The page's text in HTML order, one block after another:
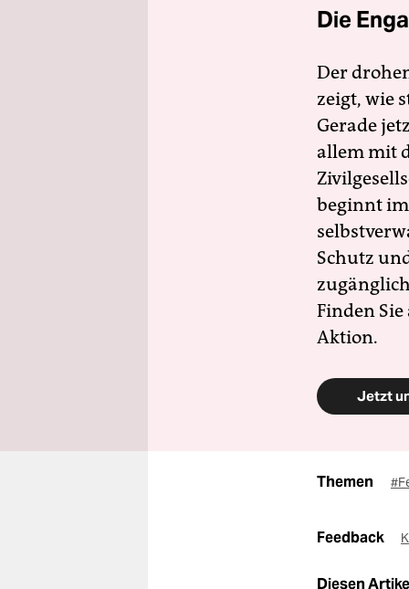
Die
Der
zeigt, wie
Gerade
allem mit
beginnt
Schutz
Finden
Aktion.
Jetzt
Themen
Feedback
Diesen